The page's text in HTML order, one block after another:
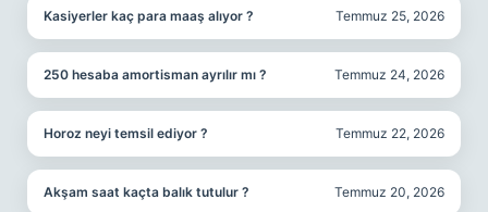
Kasiyerler kaç para maaş alıyor ? Temmuz 25, 2026
250 hesaba amortisman ayrılır mı ? Temmuz 24, 2026
Horoz neyi temsil ediyor ? Temmuz 22, 2026
Akşam saat kaçta balık tutulur ? Temmuz 20, 2026